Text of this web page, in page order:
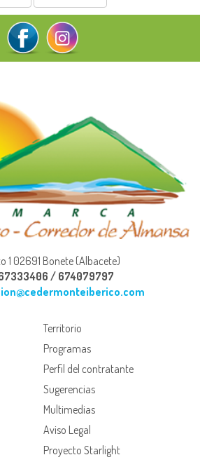
1 02691 Bonete (Albacete)
/ 674079797
Territorio
Programas
Perfil del contratante
Sugerencias
Multimedias
Aviso Legal
Proyecto Starlight